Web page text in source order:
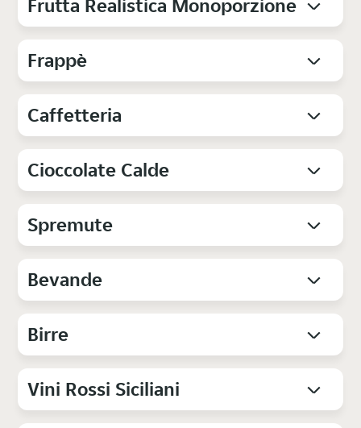
Frutta Realistica Monoporzione
Frappè
Caffetteria
Cioccolate Calde
Spremute
Bevande
Birre
Vini Rossi Siciliani